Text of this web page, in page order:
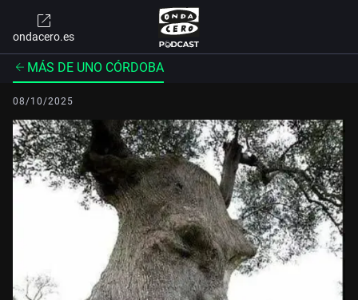
ondacero.es
MÁS DE UNO CÓRDOBA
08/10/2025